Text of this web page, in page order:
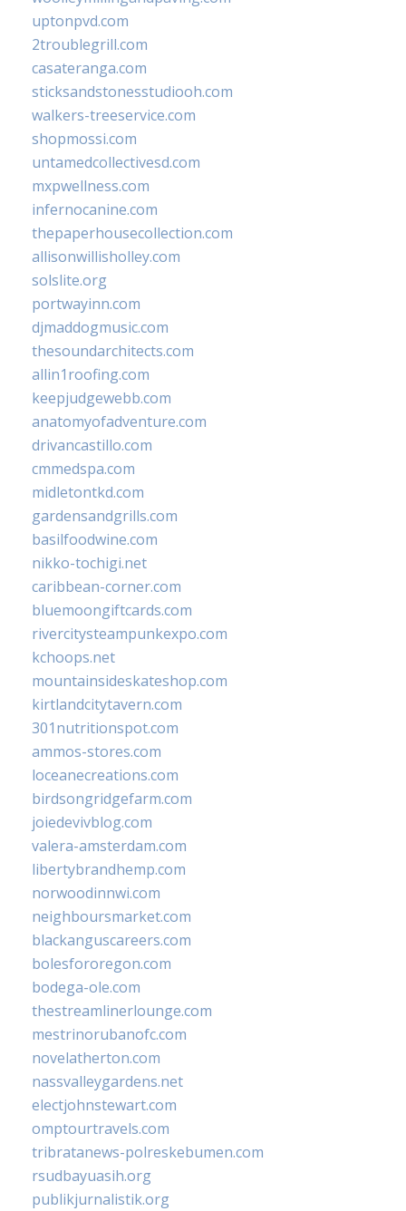
uptonpvd.com
2troublegrill.com
casateranga.com
sticksandstonesstudiooh.com
walkers-treeservice.com
shopmossi.com
untamedcollectivesd.com
mxpwellness.com
infernocanine.com
thepaperhousecollection.com
allisonwillisholley.com
solslite.org
portwayinn.com
djmaddogmusic.com
thesoundarchitects.com
allin1roofing.com
keepjudgewebb.com
anatomyofadventure.com
drivancastillo.com
cmmedspa.com
midletontkd.com
gardensandgrills.com
basilfoodwine.com
nikko-tochigi.net
caribbean-corner.com
bluemoongiftcards.com
rivercitysteampunkexpo.com
kchoops.net
mountainsideskateshop.com
kirtlandcitytavern.com
301nutritionspot.com
ammos-stores.com
loceanecreations.com
birdsongridgefarm.com
joiedevivblog.com
valera-amsterdam.com
libertybrandhemp.com
norwoodinnwi.com
neighboursmarket.com
blackanguscareers.com
bolesfororegon.com
bodega-ole.com
thestreamlinerlounge.com
mestrinorubanofc.com
novelatherton.com
nassvalleygardens.net
electjohnstewart.com
omptourtravels.com
tribratanews-polreskebumen.com
rsudbayuasih.org
publikjurnalistik.org